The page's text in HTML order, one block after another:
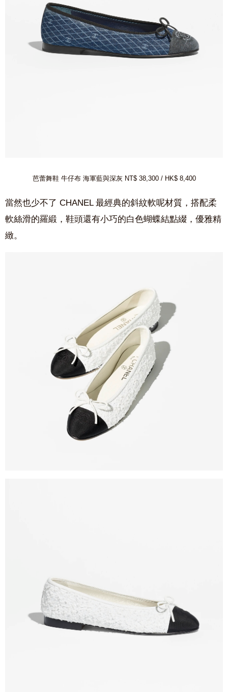
芭蕾舞鞋 牛仔布 海軍藍與深灰 NT$ 38,300 / HK$ 8,400
當然也少不了 CHANEL 最經典的斜紋軟呢材質，搭配柔
軟絲滑的羅緞，鞋頭還有小巧的白色蝴蝶結點綴，優雅精
緻。